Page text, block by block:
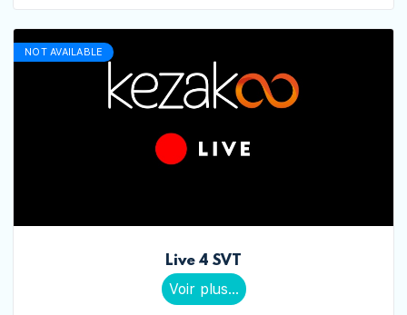
NOT AVAILABLE
Live 4 SVT
Voir plus...